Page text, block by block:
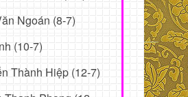
Ngoán (8-7)
(10-7)
Thành Hiệp (12-7)